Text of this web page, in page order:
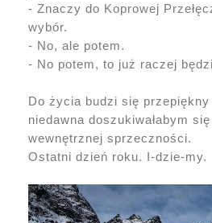
- Znaczy do Koprowej
wybór.
- No, ale potem.
- No potem, to już raczej
Do życia budzi się
niedawna doszukiwałabym
wewnętrznej sprzeczności.
Ostatni dzień roku. I-dzie-my.